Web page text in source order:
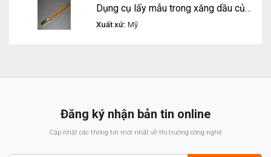
Dụng cụ lấy mẫu trong xăng dầu của Kessler
Xuất xứ: Mỹ
Đăng ký nhận bản tin online
Cập nhật các thông tin mới nhất về thị trường công nghệ